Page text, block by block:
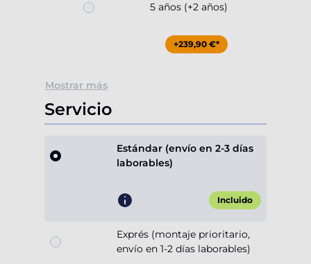
5 años (+2 años)
+239,90 €*
Mostrar más
Servicio
Estándar (envío en 2-3 días
laborables)
Incluido
Exprés (montaje prioritario,
envío en 1-2 días laborables)